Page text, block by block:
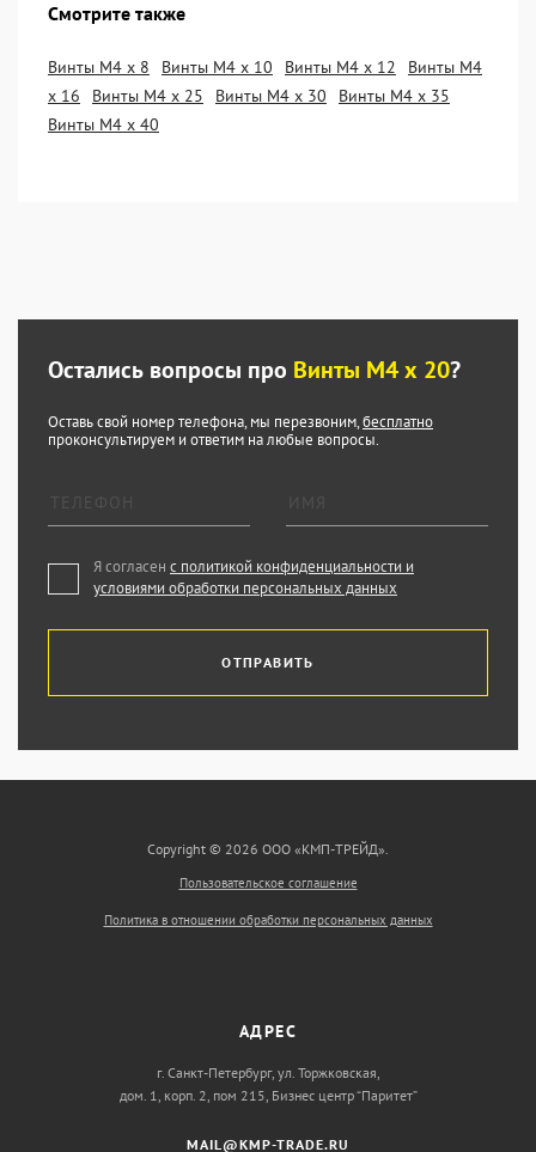
Смотрите также
Винты М4 х 8 Винты М4 х 10 Винты М4 х 12
Винты М4
х 16
Винты М4 х 25 Винты М4 х 30
Винты М4 х 35
Винты М4 х 40
Остались вопросы про Винты М4 х 20?
Оставь свой номер телефона, мы перезвоним,бесплатно
проконсультируем и ответим на любые вопросы.
Я согласен с политикой конфиденциальности и
условиями обработки персональных данных
ОТПРАВИТЬ
Copyright © 2026 ООО «КМП-ТРЕЙД».
Пользовательское соглашение
Политика в отношении обработки персональных данных
АДРЕС
г. Санкт-Петербург, ул. Торжковская,
дом. 1, корп. 2, пом 215, Бизнес центр “Паритет”
MAIL@KMP-TRADE.RU